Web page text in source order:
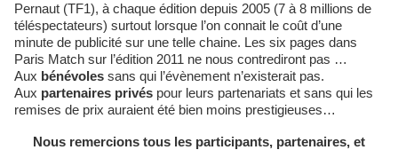
Pernaut (TF1), à chaque édition depuis 2005 (7 à 8 millions de
téléspectateurs) surtout lorsque l’on connait le coût d’une
minute de publicité sur une telle chaine. Les six pages dans
Paris Match sur l’édition 2011 ne nous contrediront pas …
Aux bénévoles sans qui l’évènement n’existerait pas.
Aux partenaires privés pour leurs partenariats et sans qui les
remises de prix auraient été bien moins prestigieuses…
Nous remercions tous les participants, partenaires, et